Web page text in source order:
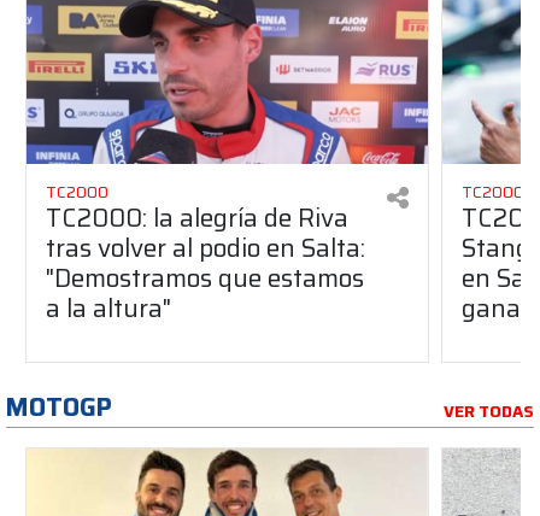
TC2000
TC2000: la alegría de Riva
tras volver al podio en Salta:
"Demostramos que estamos
a la altura"
TC2000
Stang
en
ganar
MOTOGP VER TODAS